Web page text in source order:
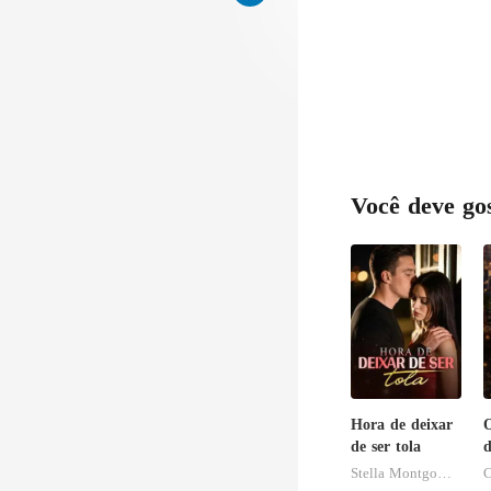
Você deve
Hora de deixar
de ser tola